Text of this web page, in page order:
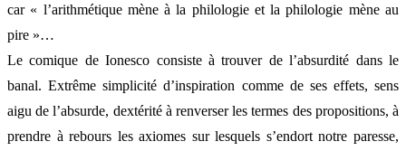
car « l’arithmétique mène à la philologie et la philologie mène au
pire »…
Le comique de Ionesco consiste à trouver de l’absurdité dans le
banal. Extrême simplicité d’inspiration comme de ses effets, sens
aigu de l’absurde, dextérité à renverser les termes des propositions, à
prendre à rebours les axiomes sur lesquels s’endort notre paresse,